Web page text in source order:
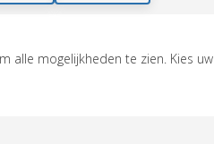
alle mogelijkheden te zien. Kies uw